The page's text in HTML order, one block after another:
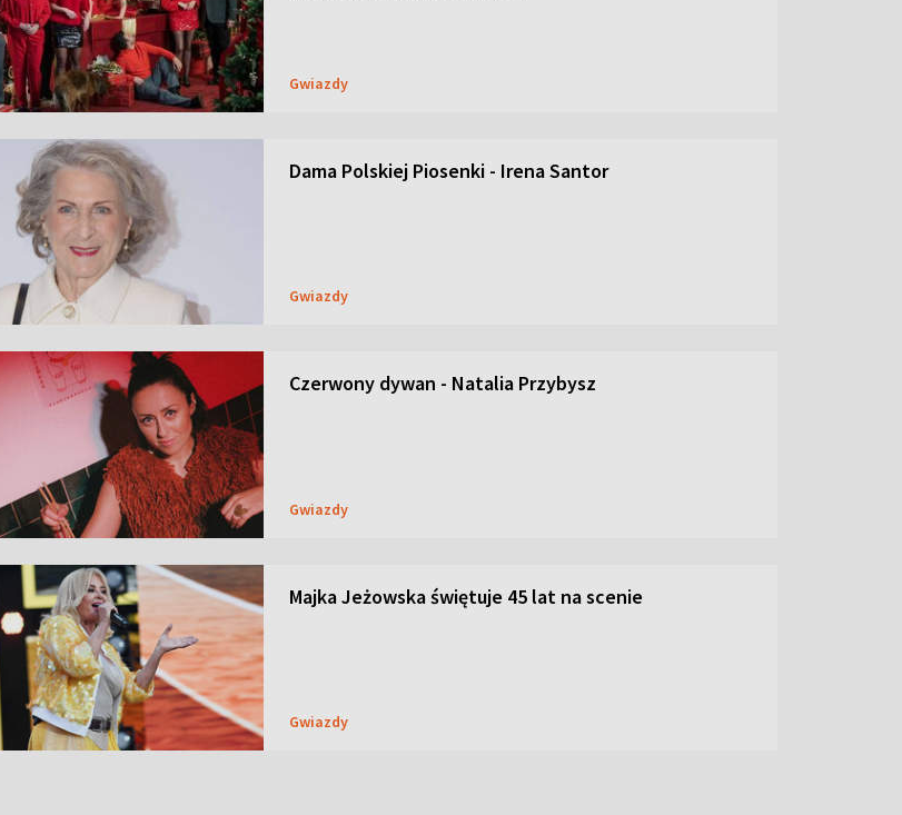
Gwiazdy
Dama Polskiej Piosenki - Irena Santor
Gwiazdy
Czerwony dywan - Natalia Przybysz
Gwiazdy
Majka Jeżowska świętuje 45 lat na scenie
Gwiazdy